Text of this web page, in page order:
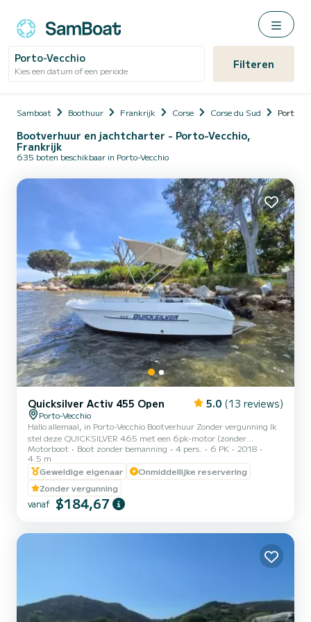
Porto-Vecchio
Kies een datum of een periode Filteren
Samboat Boothuur Frankrijk Corse Corse du Sud Porto-
Bootverhuur en jachtcharter - Porto-Vecchio,
Frankrijk
635 boten beschikbaar in Porto-Vecchio
Quicksilver Activ 455 Open 5.0 (13 reviews)
Porto-Vecchio
Hallo allemaal, in Porto-Vecchio Bootverhuur Zonder vergunning Ik
stel deze QUICKSILVER 465 met een 6pk-motor (zonder
vergunning) te huur voor vanuit Porto-Vecchio Goed uitgerust
:taud met zon, muziek, zwemtrap...
Motorboot Boot zonder bemanning 4 pers. 6 PK
2018
4.5 m
Geweldige eigenaar
Onmiddellijke reservering
Zonder vergunning
vanaf $184,67